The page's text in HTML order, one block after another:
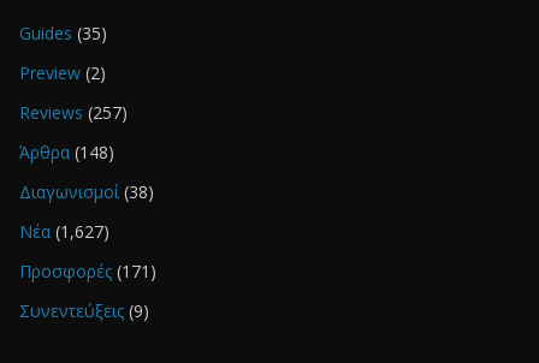
Guides (35)
Preview (2)
Reviews (257)
Άρθρα (148)
Διαγωνισμοί(38)
Νέα (1,627)
Προσφορές (171)
Συνεντεύξεις (9)